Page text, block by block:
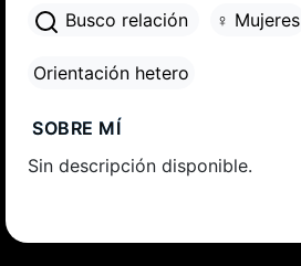
Busco relación
♀ Mujeres
Orientación hetero
SOBRE MÍ
Sin descripción disponible.